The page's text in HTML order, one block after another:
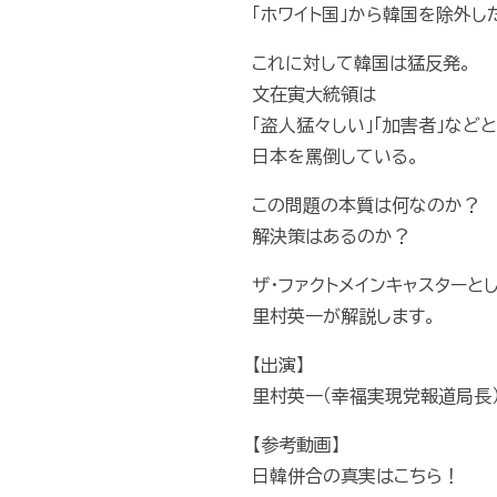
「ホワイト国」から韓国を除外し
これに対して韓国は猛反発。
文在寅大統領は
「盗人猛々しい」「加害者」など
日本を罵倒している。
この問題の本質は何なのか？
解決策はあるのか？
ザ・ファクトメインキャスターと
里村英一が解説します。
【出演】
里村英一（幸福実現党報道局長）
【参考動画】
日韓併合の真実はこちら！